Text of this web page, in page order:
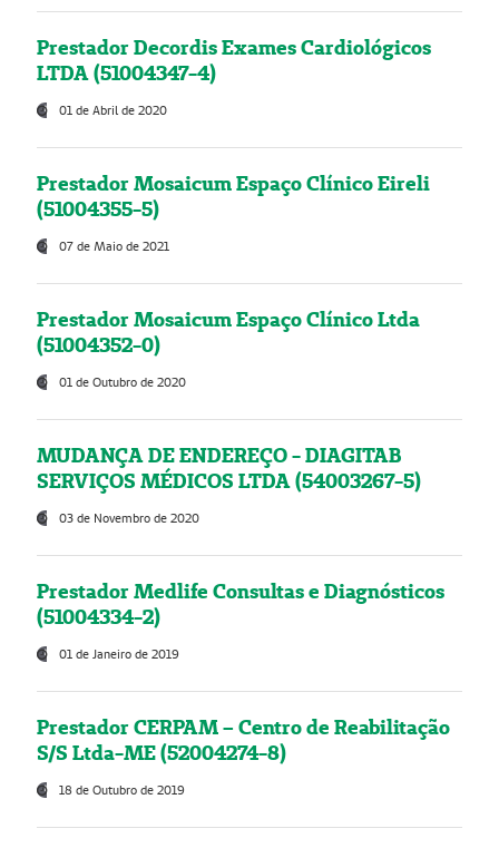
Prestador Decordis Exames Cardiológicos
LTDA (51004347-4)
01 de Abril de 2020
Prestador Mosaicum Espaço Clínico Eireli
(51004355-5)
07 de Maio de 2021
Prestador Mosaicum Espaço Clínico Ltda
(51004352-0)
01 de Outubro de 2020
MUDANÇA DE ENDEREÇO - DIAGITAB
SERVIÇOS MÉDICOS LTDA (54003267-5)
03 de Novembro de 2020
Prestador Medlife Consultas e Diagnósticos
(51004334-2)
01 de Janeiro de 2019
Prestador CERPAM – Centro de Reabilitação
S/S Ltda-ME (52004274-8)
18 de Outubro de 2019